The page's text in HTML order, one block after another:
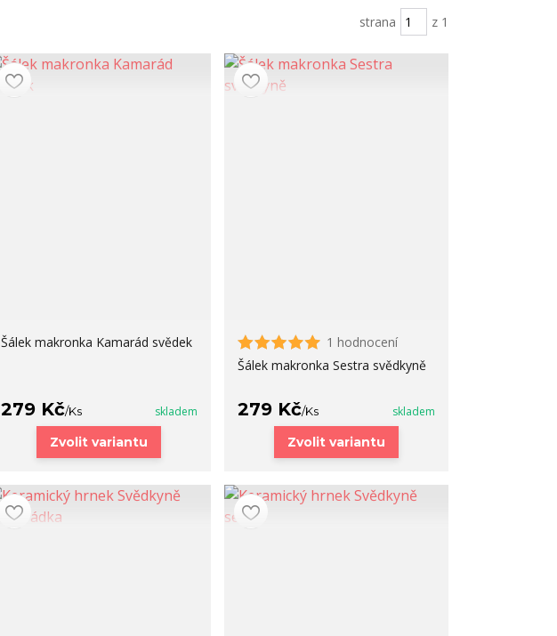
strana z 1
Šálek makronka Kamarád svědek
279 Kč/Ks skladem
Zvolit variantu
1 hodnocení
Šálek makronka Sestra svědkyně
279 Kč/Ks skladem
Zvolit variantu